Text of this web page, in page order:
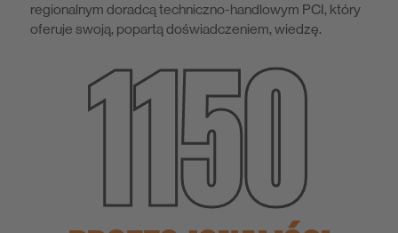
regionalnym doradcą techniczno-handlowym PCI, który
oferuje swoją, popartą doświadczeniem, wiedzę.
1150